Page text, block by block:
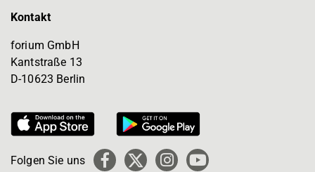
Kontakt
forium GmbH
Kantstraße 13
D-10623 Berlin
Folgen Sie uns Facebook
X
Instagram